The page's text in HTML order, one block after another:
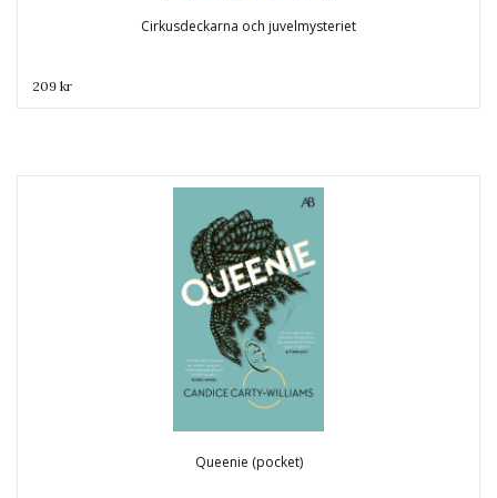
Cirkusdeckarna och juvelmysteriet
209 kr
Queenie (pocket)